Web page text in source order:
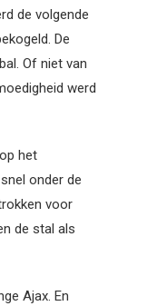
de volgende
De
Of niet van
werd
het
onder de
voor
de stal als
Ajax. En